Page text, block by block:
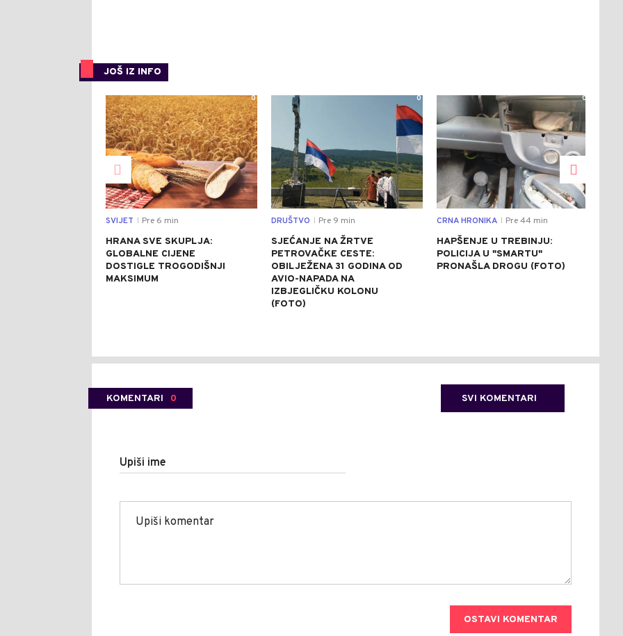
JOŠ IZ INFO
0
SVIJET Pre 6 min
HRANA SVE SKUPLJA:
GLOBALNE CIJENE
DOSTIGLE TROGODIŠNJI
MAKSIMUM
0
DRUŠTVO Pre 9 min
SJEĆANJE NA ŽRTVE
PETROVAČKE CESTE:
OBILJEŽENA 31 GODINA OD
AVIO-NAPADA NA
IZBJEGLIČKU KOLONU
(FOTO)
0
CRNA HRONIKA Pre 44 min
HAPŠENJE U TREBINJU:
POLICIJA U "SMARTU"
PRONAŠLA DROGU (FOTO)
KOMENTARI 0 SVI KOMENTARI
Upiši ime
OSTAVI KOMENTAR